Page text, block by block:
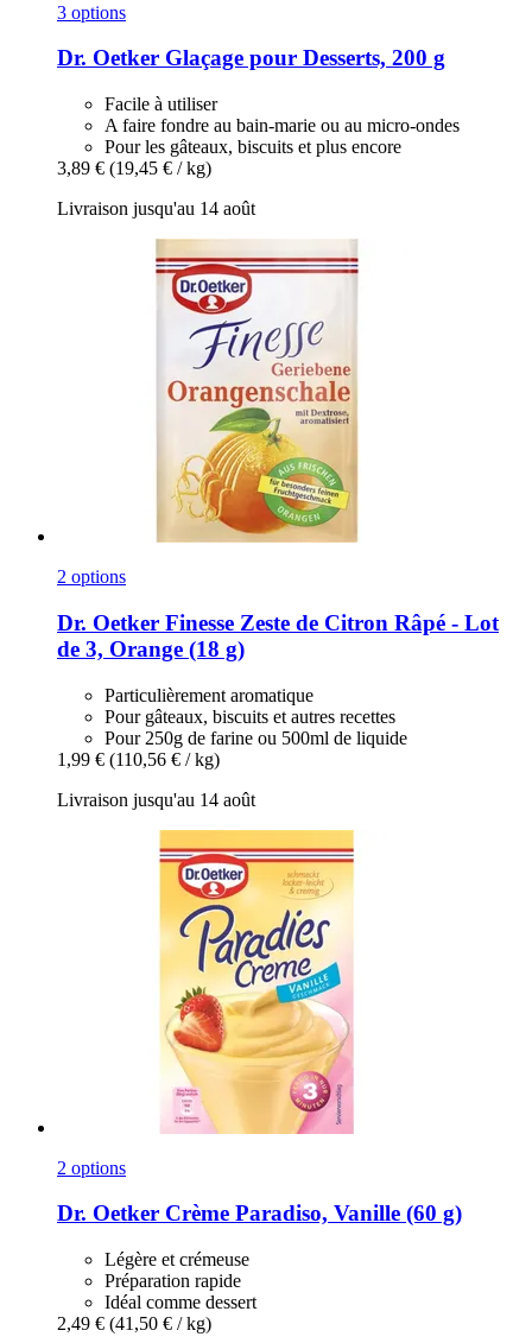
3 options
Dr. Oetker Glaçage pour Desserts, 200 g
Facile à utiliser
A faire fondre au bain-marie ou au micro-ondes
Pour les gâteaux, biscuits et plus encore
3,89 € (19,45 € / kg)
Livraison jusqu'au 14 août
2 options
Dr. Oetker Finesse Zeste de Citron Râpé -​ Lot
de 3, Orange (18 g)
Particulièrement aromatique
Pour gâteaux, biscuits et autres recettes
Pour 250g de farine ou 500ml de liquide
1,99 € (110,56 € / kg)
Livraison jusqu'au 14 août
2 options
Dr. Oetker Crème Paradiso, Vanille (60 g)
Légère et crémeuse
Préparation rapide
Idéal comme dessert
2,49 € (41,50 € / kg)